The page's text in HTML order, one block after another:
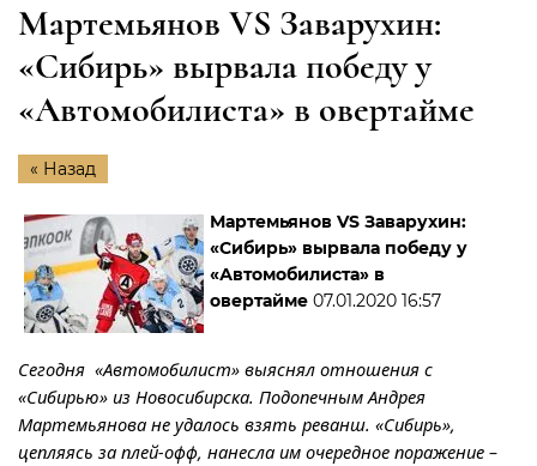
Мартемьянов VS Заварухин:
«Сибирь» вырвала победу у
«Автомобилиста» в овертайме
« Назад
Мартемьянов VS Заварухин:
«Сибирь» вырвала победу у
«Автомобилиста» в
овертайме 07.01.2020 16:57
Сегодня «Автомобилист» выяснял отношения с
«Сибирью» из Новосибирска. Подопечным Андрея
Мартемьянова не удалось взять реванш. «Сибирь»,
цепляясь за плей-офф, нанесла им очередное поражение –